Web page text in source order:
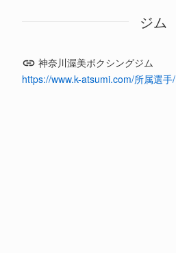
ジム
神奈川渥美ボクシングジム
https://www.k-atsumi.com/所属選手/